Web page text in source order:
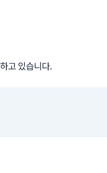
하고 있습니다.